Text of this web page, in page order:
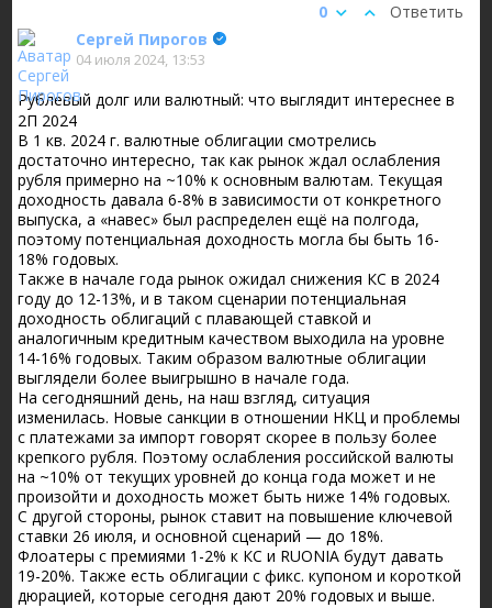
Ответить
0
Сергей Пирогов
04 июля 2024, 13:53
Рублевый долг или валютный: что выглядит интереснее в
2П 2024
В 1 кв. 2024 г. валютные облигации смотрелись
достаточно интересно, так как рынок ждал ослабления
рубля примерно на ~10% к основным валютам. Текущая
доходность давала 6-8% в зависимости от конкретного
выпуска, а «навес» был распределен ещё на полгода,
поэтому потенциальная доходность могла бы быть 16-
18% годовых.
Также в начале года рынок ожидал снижения КС в 2024
году до 12-13%, и в таком сценарии потенциальная
доходность облигаций с плавающей ставкой и
аналогичным кредитным качеством выходила на уровне
14-16% годовых. Таким образом валютные облигации
выглядели более выигрышно в начале года.
На сегодняшний день, на наш взгляд, ситуация
изменилась. Новые санкции в отношении НКЦ и проблемы
с платежами за импорт говорят скорее в пользу более
крепкого рубля. Поэтому ослабления российской валюты
на ~10% от текущих уровней до конца года может и не
произойти и доходность может быть ниже 14% годовых.
С другой стороны, рынок ставит на повышение ключевой
ставки 26 июля, и основной сценарий — до 18%.
Флоатеры с премиями 1-2% к КС и RUONIA будут давать
19-20%. Также есть облигации с фикс. купоном и короткой
дюрацией, которые сегодня дают 20% годовых и выше.